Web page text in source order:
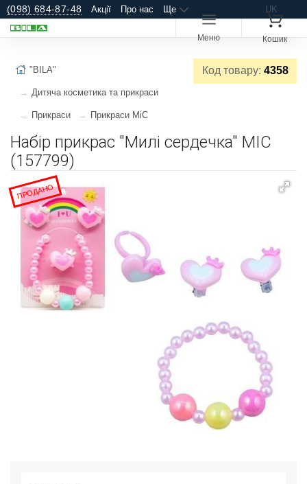
(098) 684-87-48 Акції Про нас Ще UK
Меню Кошик
Код товару: 4358
"BILA"
Дитяча косметика та прикраси
Прикраси Прикраси MiC
Набір прикрас "Милі сердечка" MIC
(157799)
ПРОДАНО